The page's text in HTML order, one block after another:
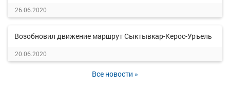
26.06.2020
Возобновил движение маршрут Сыктывкар-Керос-Уръель
20.06.2020
Все новости »